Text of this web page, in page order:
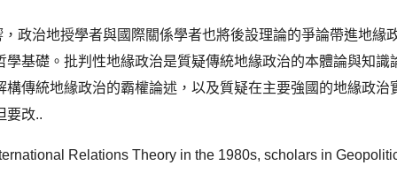
政治地授學者與國際關係學者也將後設理論的爭論帶進地緣
基礎。批判性地緣政治是質疑傳統地緣政治的本體論與知
傳統地緣政治的霸權論述，以及質疑在主要強國的地緣政
要改..
Relations Theory in the 1980s, scholars in